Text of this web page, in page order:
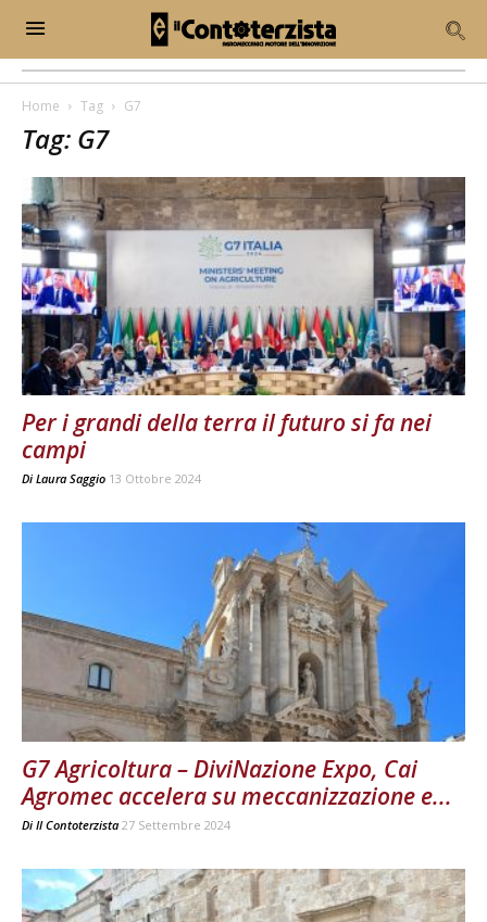
Home Tag G7
Tag: G7
Per i grandi della terra il futuro si fa nei
campi
Di Laura Saggio 13 Ottobre 2024
G7 Agricoltura – DiviNazione Expo, Cai
Agromec accelera su meccanizzazione e...
Di Il Contoterzista 27 Settembre 2024